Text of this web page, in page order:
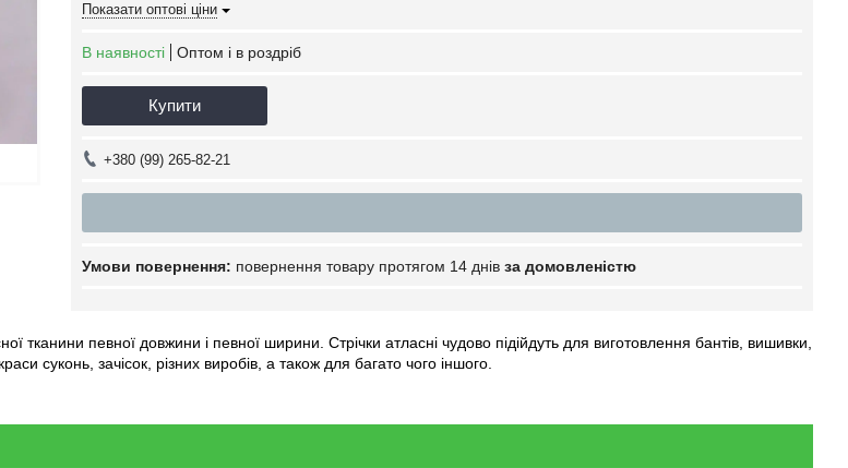
Показати оптові ціни
В наявності Оптом і в роздріб
Купити
+380 (99) 265-82-21
повернення товару протягом 14 днів за домовленістю
тканини певної довжини і певної ширини. Стрічки атласні чудово підійдуть для виготовлення бантів, вишивки,
суконь, зачісок, різних виробів, а також для багато чого іншого.